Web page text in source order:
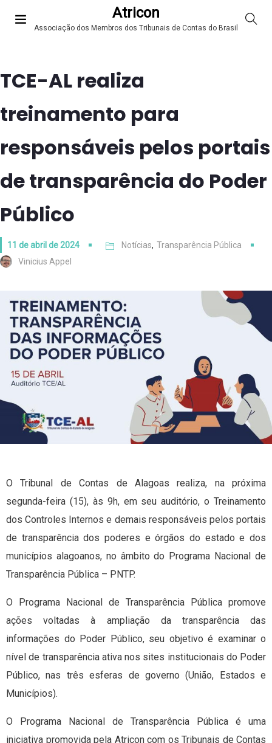
Atricon
Associação dos Membros dos Tribunais de Contas do Brasil
TCE-AL realiza
treinamento para
responsáveis pelos portais
de transparência do Poder
Público
11 de abril de 2024 Notícias, Transparência Pública
Vinicius Appel
O Tribunal de Contas de Alagoas realiza, na próxima
segunda-feira (15), às 9h, em seu auditório, o Treinamento
dos Controles Internos e demais responsáveis pelos portais
de transparência dos poderes e órgãos do estado e dos
municípios alagoanos, no âmbito do Programa Nacional de
Transparência Pública – PNTP.
O Programa Nacional de Transparência Pública promove
ações voltadas à ampliação da transparência das
informações do Poder Público, seu objetivo é examinar o
nível de transparência ativa nos sites institucionais do Poder
Público, nas três esferas de governo (União, Estados e
Municípios).
O Programa Nacional de Transparência Pública é uma
iniciativa promovida pela Atricon com os Tribunais de Contas